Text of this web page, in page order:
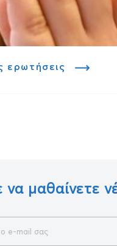
ερωτήσεις
να μαθαίνετε